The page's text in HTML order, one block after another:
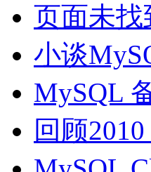
页面未找
小谈
MySQL
回顾